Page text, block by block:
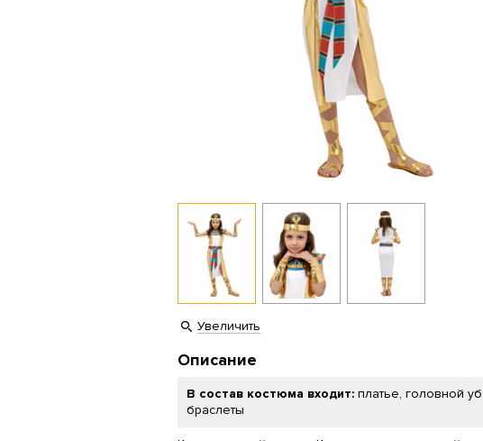
Увеличить
Описание
В состав костюма входит: платье, головной
браслеты